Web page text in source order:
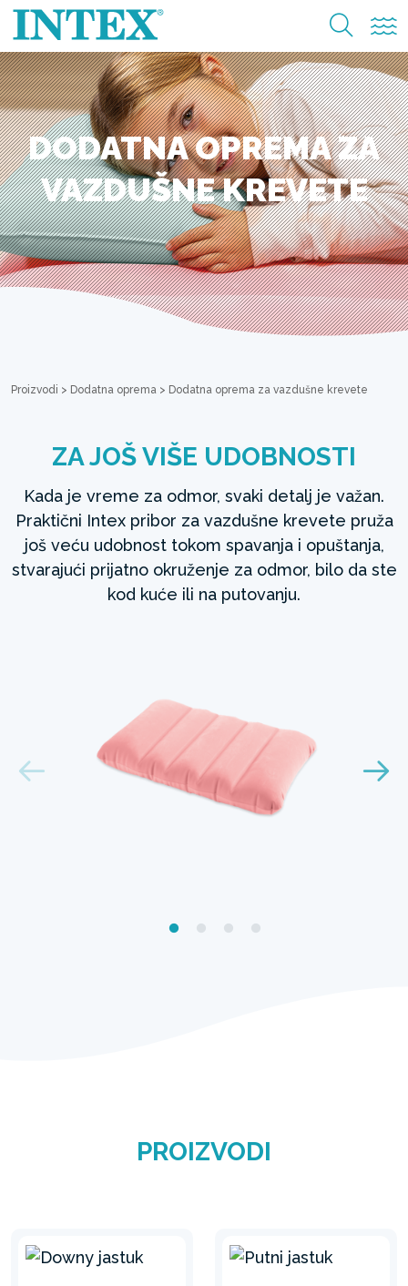
DODATNA OPREMA ZA
VAZDUŠNE KREVETE
Proizvodi > Dodatna oprema > Dodatna oprema za vazdušne krevete
ZA JOŠ VIŠE UDOBNOSTI
Kada je vreme za odmor, svaki detalj je važan.
Praktični Intex pribor za vazdušne krevete pruža
još veću udobnost tokom spavanja i opuštanja,
stvarajući prijatno okruženje za odmor, bilo da ste
kod kuće ili na putovanju.
PROIZVODI